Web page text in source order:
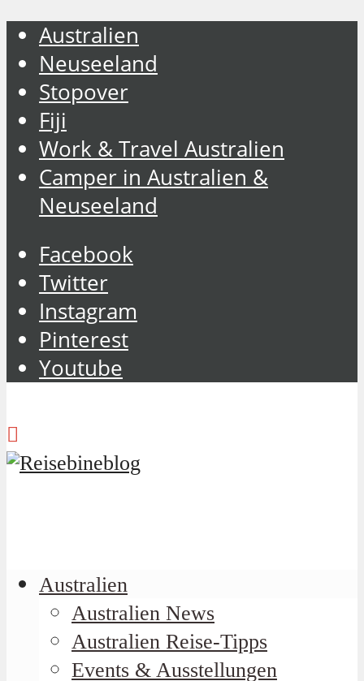
Australien
Neuseeland
Stopover
Fiji
Work & Travel Australien
Camper in Australien &
Neuseeland
Facebook
Twitter
Instagram
Pinterest
Youtube
Australien
Australien News
Australien Reise-Tipps
Events & Ausstellungen